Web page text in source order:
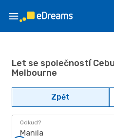
Let se společností
Melbourne
Zpět
Odkud?
Manila